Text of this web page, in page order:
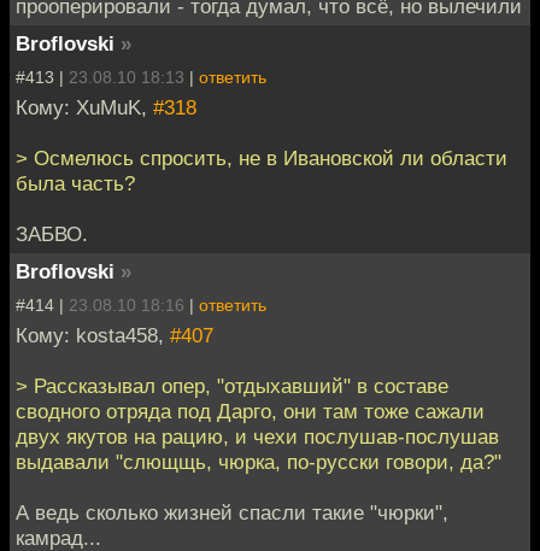
прооперировали - тогда думал, что всё, но вылечили
Broflovski »
#413 | 23.08.10 18:13 | ответить
Кому: XuMuK, #318
> Осмелюсь спросить, не в Ивановской ли области
была часть?
ЗАБВО.
Broflovski »
#414 | 23.08.10 18:16 | ответить
Кому: kosta458, #407
> Рассказывал опер, "отдыхавший" в составе
сводного отряда под Дарго, они там тоже сажали
двух якутов на рацию, и чехи послушав-послушав
выдавали "слющщь, чюрка, по-русски говори, да?"
А ведь сколько жизней спасли такие "чюрки",
камрад...